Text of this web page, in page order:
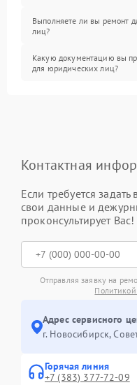
Выполняете ли вы ремонт
лиц?
Какую документацию вы
для юридических лиц?
Контактная
Если требуется задать
свои данные и
проконсультирует Вас!
Отправляя заявку на
Адрес сервисного
г. Новосибирск,
Горячая линия
+7 (383) 377-72-09